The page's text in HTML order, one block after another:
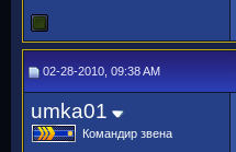
02-28-2010, 09:38 AM
umka01
Командир звена